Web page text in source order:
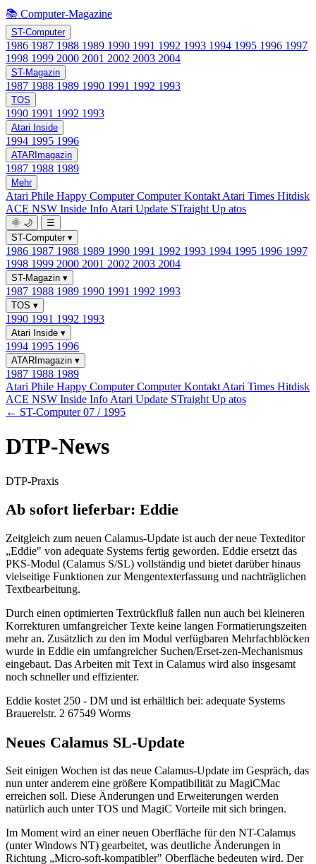
📚 Computer-Magazine
ST-Computer
1986 1987 1988 1989 1990 1991 1992 1993 1994 1995 1996 1997
1998 1999 2000 2001 2002 2003 2004
ST-Magazin
1987 1988 1989 1990 1991 1992 1993
TOS
1990 1991 1992 1993
Atari Inside
1994 1995 1996
ATARImagazin
1987 1988 1989
Mehr
Atari Phile Happy ComputerComputer Kontakt Atari Times Hitdisk
ACE NSW Inside Info Atari Update STraight Up atos
🌞 🌙
☰
ST-Computer ▾
1986 1987 1988 1989 1990 1991 1992 1993 1994 1995 1996 1997
1998 1999 2000 2001 2002 2003 2004
ST-Magazin ▾
1987 1988 1989 1990 1991 1992 1993
TOS ▾
1990 1991 1992 1993
Atari Inside ▾
1994 1995 1996
ATARImagazin ▾
1987 1988 1989
Atari Phile Happy ComputerComputer Kontakt Atari Times Hitdisk
ACE NSW Inside Info Atari Update STraight Up atos
← ST-Computer 07 / 1995
DTP-News
DTP-Praxis
Ab sofort lieferbar: Eddie
Zeitgleich zum neuen Calamus-Update ist auch der neue Texteditor
„Eddie" von adequate Systems fertig geworden. Eddie ersetzt das
PKS-Modul (Calamus S/SL) vollständig und bietet darüber hinaus
vielseitige Funktionen zur Mengentexterfassung und nachträglichen
Textbearbeitung.
Durch einen optimierten Textrückfluß fallen nun auch bei kleineren
Korrekturen umfangreicher Texte keine langen Formatierungszeiten
mehr an. Zusätzlich zu den im Modul verfügbaren Mehrfachblöcken
wurde in Eddie ein umfangreicher Suchen/Erset-zen-Mechanismus
eingebaut. Das Arbeiten mit Text in Calamus wird also insgesamt
noch schneller und effizienter.
Eddie kostet 250 - DM und ist erhältlich bei: adequate Systems
Brauerelstr. 2 67549 Worms
Neues Calamus SL-Update
Seit einigen Wochen ist das neue Calamus-Update im Gespräch, das
nun unter anderem eine größere Kompatibilität zu MagiCMac
erreichen soll. Diese Änderungen und Erweiterungen werden
natürlich auch unter TOS und MagiC Vorteile mit sich bringen.
Im Moment wird an einer neuen Oberfläche für den NT-Calamus
(unter Windows NT) gearbeitet, was deutliche Änderungen in
Richtung „Micro-soft-kompatibler" Oberfläche bedeuten wird. Der